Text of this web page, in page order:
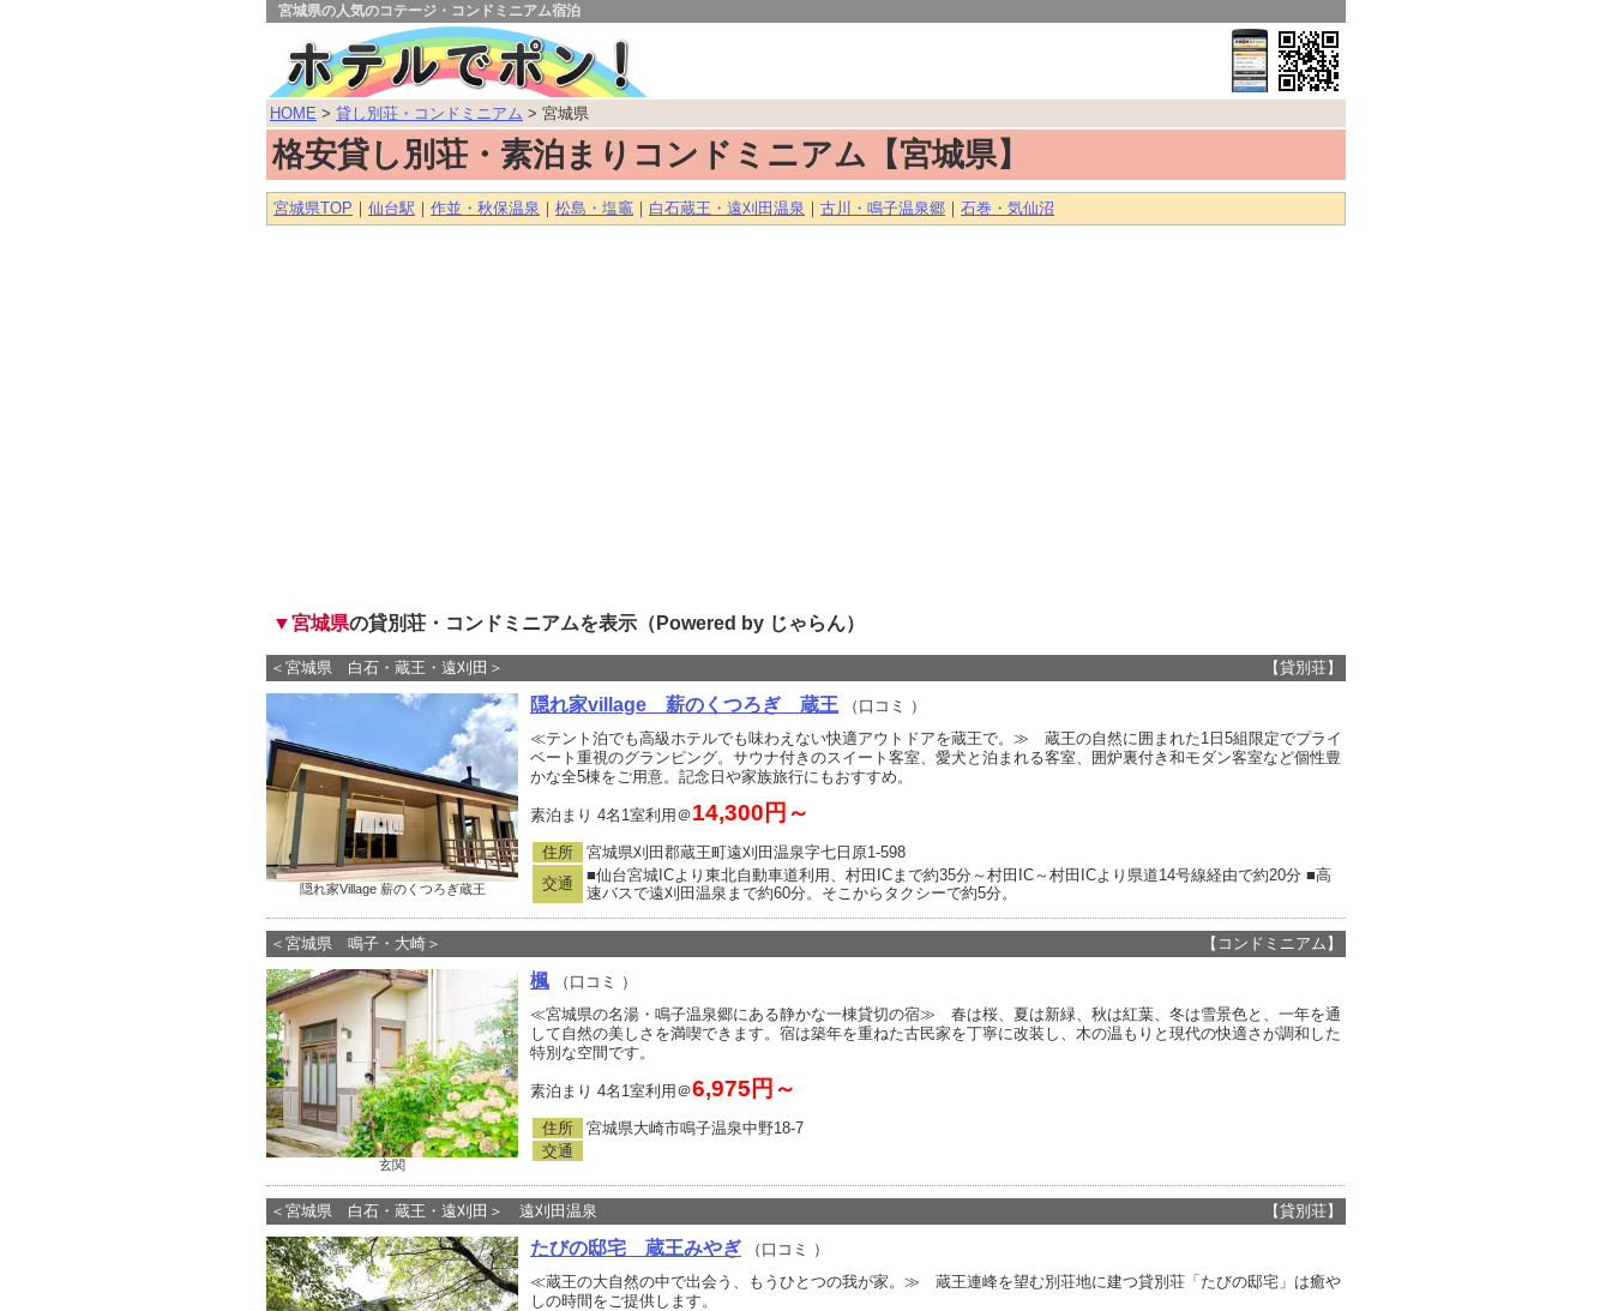
宮城県の人気のコテージ・コンドミニアム宿泊
HOME > 貸し別荘・コンドミニアム > 宮城県
格安貸し別荘・素泊まりコンドミニアム【宮城県】
宮城県TOP ｜ 仙台駅 ｜ 作並・秋保温泉 ｜ 松島・塩竈 ｜ 白石蔵王・遠刈田温泉 ｜ 古川・鳴子温泉郷 ｜ 石巻・気仙沼
▼宮城県の貸別荘・コンドミニアムを表示（Powered by じゃらん）
＜宮城県 白石・蔵王・遠刈田＞ 【貸別荘】
隠れ家Village 薪のくつろぎ蔵王
隠れ家village 薪のくつろぎ 蔵王 （口コミ
）
≪テント泊でも高級ホテルでも味わえない快適アウトドアを蔵王で。≫ 蔵王の自然に囲まれた1日5組限定でプライ
ベート重視のグランピング。サウナ付きのスイート客室、愛犬と泊まれる客室、囲炉裏付き和モダン客室など個性豊
かな全5棟をご用意。記念日や家族旅行にもおすすめ。
素泊まり 4名1室利用＠14,300円～
住所
宮城県刈田郡蔵王町遠刈田温泉字七日原1‐598
交通
■仙台宮城ICより東北自動車道利用、村田ICまで約35分～村田IC～村田ICより県道14号線経由で約20分 ■高
速バスで遠刈田温泉まで約60分。そこからタクシーで約5分。
＜宮城県 鳴子・大崎＞ 【コンドミニアム】
玄関
楓 （口コミ
）
≪宮城県の名湯・鳴子温泉郷にある静かな一棟貸切の宿≫ 春は桜、夏は新緑、秋は紅葉、冬は雪景色と、一年を通
して自然の美しさを満喫できます。宿は築年を重ねた古民家を丁寧に改装し、木の温もりと現代の快適さが調和した
特別な空間です。
素泊まり 4名1室利用＠6,975円～
住所
宮城県大崎市鳴子温泉中野18‐7
交通
＜宮城県 白石・蔵王・遠刈田＞ 遠刈田温泉 【貸別荘】
たびの邸宅 蔵王みやぎ （口コミ
）
≪蔵王の大自然の中で出会う、もうひとつの我が家。≫ 蔵王連峰を望む別荘地に建つ貸別荘「たびの邸宅」は癒や
しの時間をご提供します。